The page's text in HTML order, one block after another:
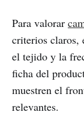
Para valorar
criterios claros,
el tejido y la
ficha del
muestren el
relevantes.